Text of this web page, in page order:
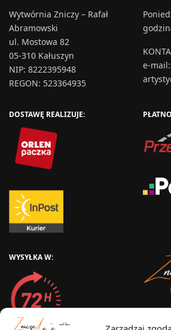
Wytwórnia Zniczy – Rafał
Abramowski
ul. Mostowa 82
05-310 Kałuszyn
NIP: 8222395948
REGON: 523364935
e-mail:
DOSTAWĘ REALIZUJE:
WYSYŁKA W: